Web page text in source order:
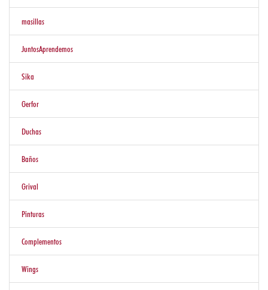
Eventos
Nosotros
Contáctenos
masillas
JuntosAprendemos
Sika
Gerfor
Duchas
Baños
Grival
Pinturas
Complementos
Wings